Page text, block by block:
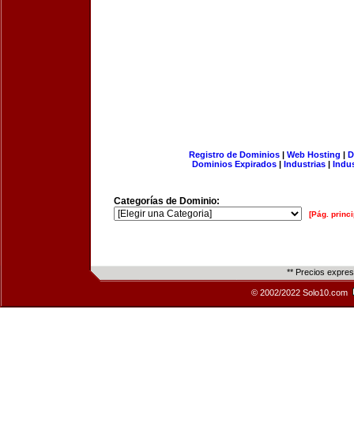
Registro de Dominios| Web Hosting |
Dominios Expirados | Industrias |
Categorías de Dominio:
[Pág.
** Precios
© 2002/2022 Solo10.com